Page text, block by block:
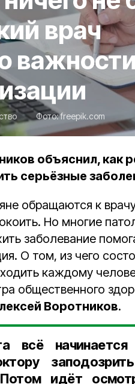
врач
Фото:freepik.com
объяснил, как
серьёзные
обращаются к
Но многие
заболевание
О том, из чего
каждому
общественного
Воротников.
всё
Потом идёт